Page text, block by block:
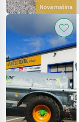
Nova mašina